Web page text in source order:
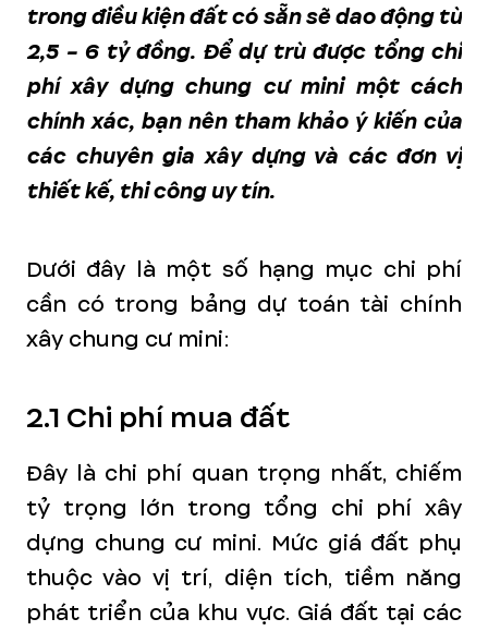
trong điều kiện đất có sẵn sẽ dao động từ
2,5 - 6 tỷ đồng. Để dự trù được tổng chi
phí xây dựng chung cư mini một cách
chính xác, bạn nên tham khảo ý kiến của
các chuyên gia xây dựng và các đơn vị
thiết kế, thi công uy tín.
Dưới đây là một số hạng mục chi phí
cần có trong bảng dự toán tài chính
xây chung cư mini:
2.1 Chi phí mua đất
Đây là chi phí quan trọng nhất, chiếm
tỷ trọng lớn trong tổng chi phí xây
dựng chung cư mini. Mức giá đất phụ
thuộc vào vị trí, diện tích, tiềm năng
phát triển của khu vực. Giá đất tại các